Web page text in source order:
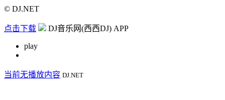
© DJ.NET
点击下载 DJ音乐网(西西DJ) APP
play
当前无播放内容 DJ.NET